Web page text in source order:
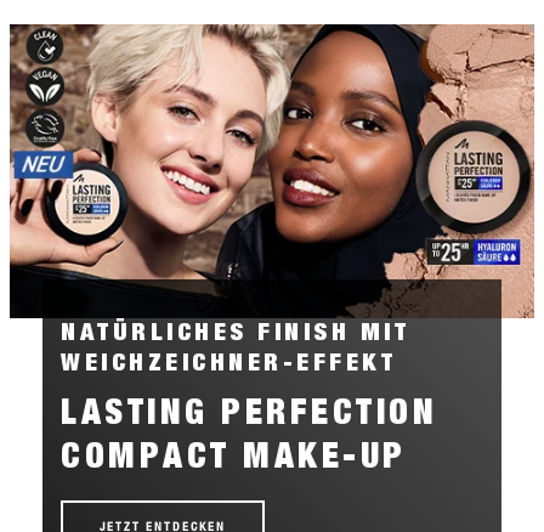
NATÜRLICHES FINISH MIT
WEICHZEICHNER-EFFEKT
LASTING PERFECTION
COMPACT MAKE-UP
JETZT ENTDECKEN